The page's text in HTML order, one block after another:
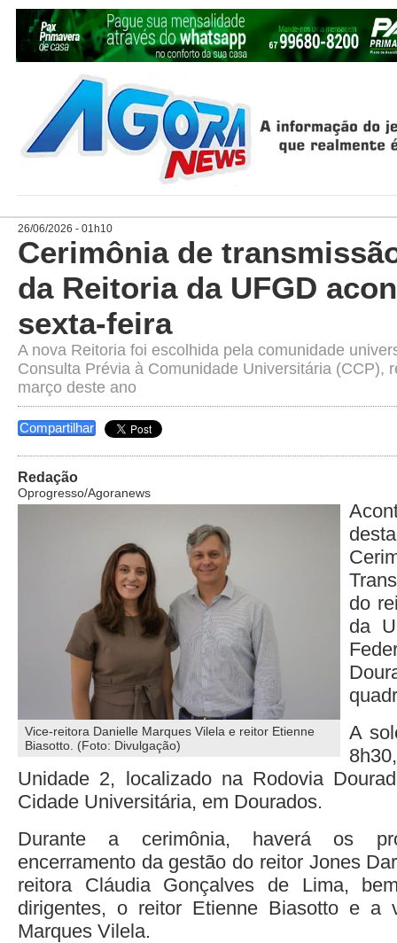
26/06/2026 - 01h10
Cerimônia de
da Reitoria da UFGD
sexta-feira
A nova Reitoria foi escolhida pela comunidade
Consulta Prévia à Comunidade Universitária (CCP),
março deste ano
Compartilhar
Redação
Oprogresso/Agoranews
Vice-reitora Danielle Marques Vilela e reitor Etienne
Biasotto. (Foto: Divulgação)
do
da
A
Unidade 2, localizado na Rodovia
Cidade Universitária, em Dourados.
Durante a cerimônia, haverá os
encerramento da gestão do reitor Jones
reitora Cláudia Gonçalves de Lima,
dirigentes, o reitor Etienne Biasotto e a
Marques Vilela.